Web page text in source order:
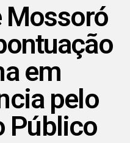
Mossoró
em
pelo
Público